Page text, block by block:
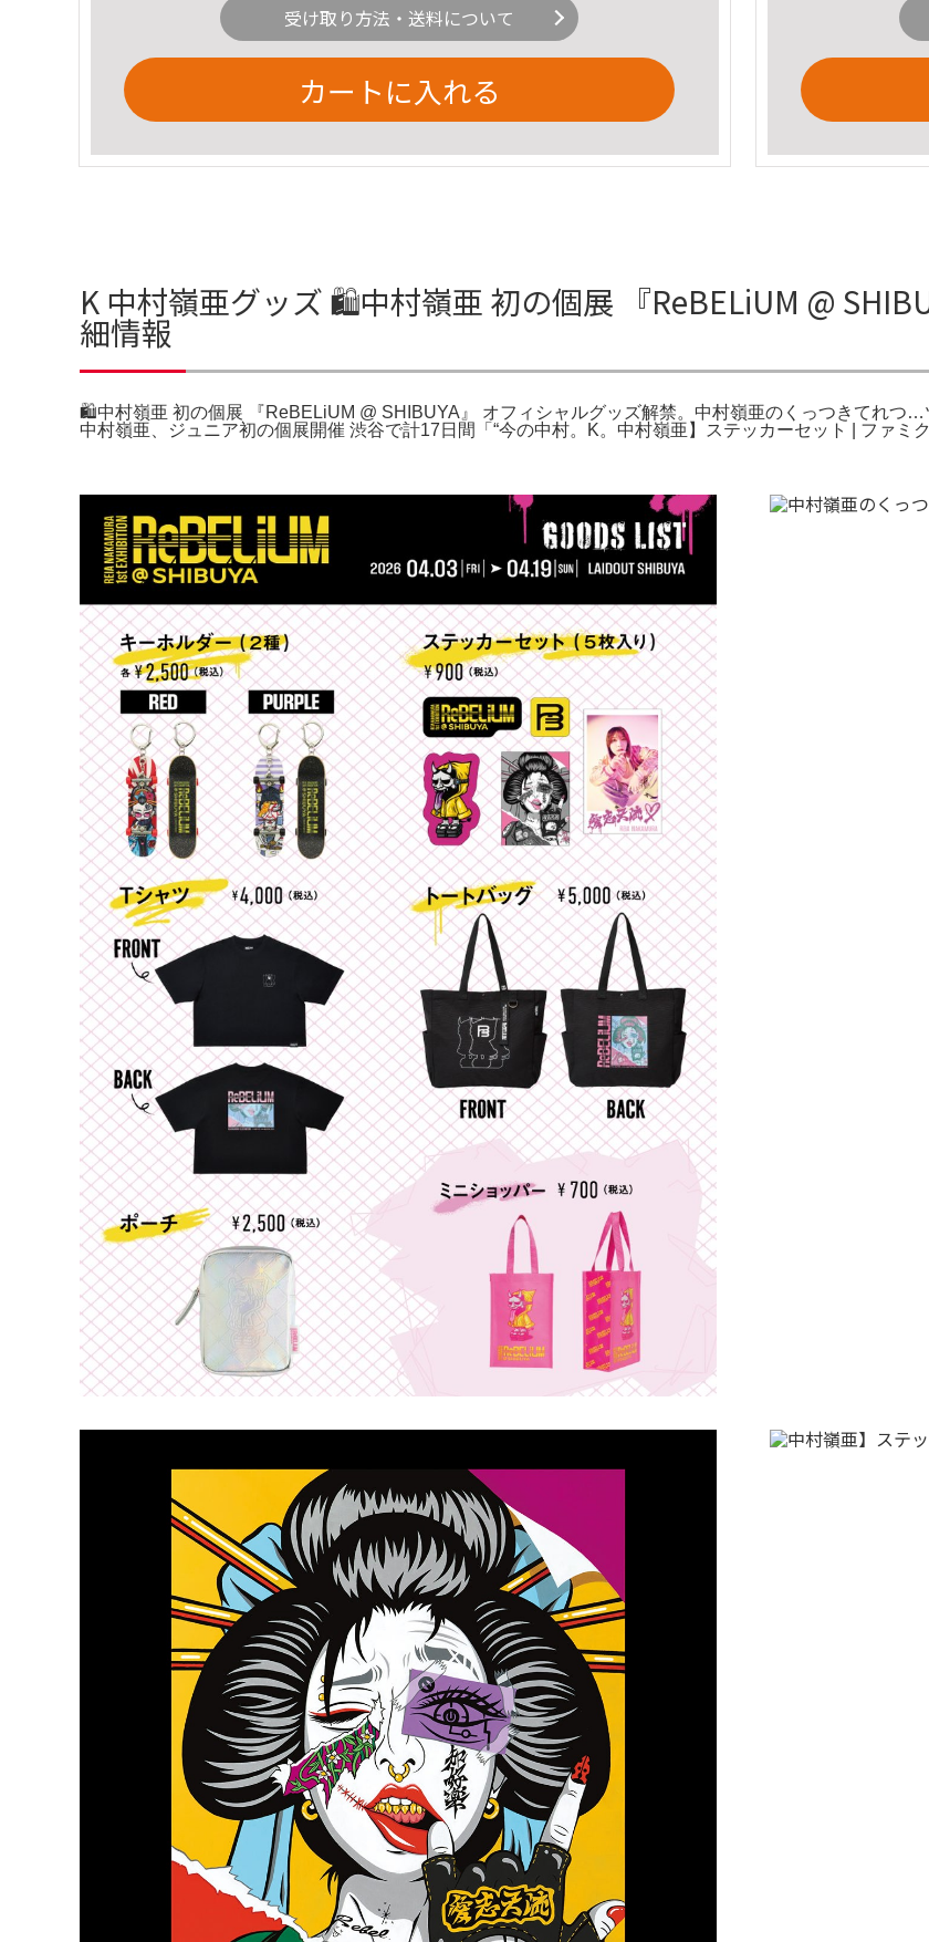
受け取り方法・送料について
カートに入れる
K 中村嶺亜グッズ 🛍中村嶺亜 初の個展 『ReBELiUM @
細情報
🛍中村嶺亜 初の個展 『ReBELiUM @ SHIBUYA』 オフィシャルグッズ解禁。中村嶺亜のくっつきてれつ
中村嶺亜、ジュニア初の個展開催 渋谷で計17日間「“今の中村。K。中村嶺亜】ステッカーセット | ファミ